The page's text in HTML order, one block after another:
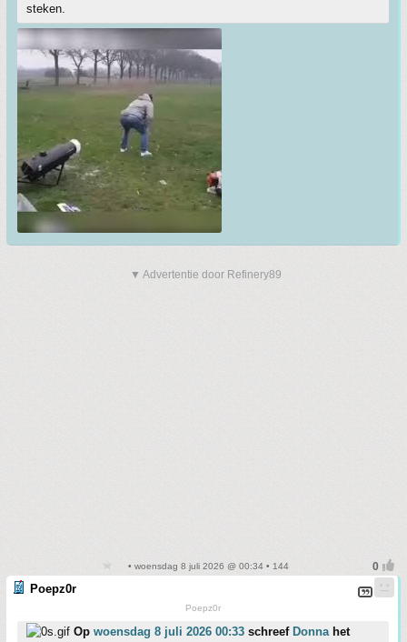
steken.
▼ Advertentie door Refinery89
• woensdag 8 juli 2026 @ 00:34 • 144
Poepz0r
Poepz0r
Op woensdag 8 juli 2026 00:33 schreef Donnahet